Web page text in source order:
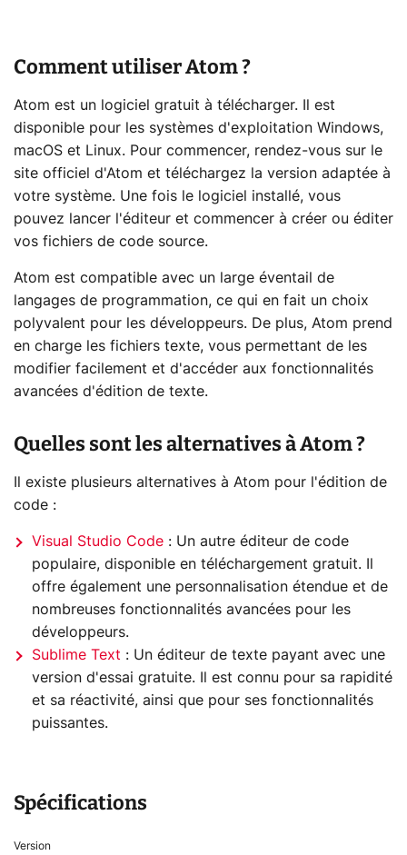
Comment utiliser Atom ?
Atom est un logiciel gratuit à télécharger. Il est
disponible pour les systèmes d'exploitation Windows,
macOS et Linux. Pour commencer, rendez-vous sur le
site officiel d'Atom et téléchargez la version adaptée à
votre système. Une fois le logiciel installé, vous
pouvez lancer l'éditeur et commencer à créer ou éditer
vos fichiers de code source.
Atom est compatible avec un large éventail de
langages de programmation, ce qui en fait un choix
polyvalent pour les développeurs. De plus, Atom prend
en charge les fichiers texte, vous permettant de les
modifier facilement et d'accéder aux fonctionnalités
avancées d'édition de texte.
Quelles sont les alternatives à Atom ?
Il existe plusieurs alternatives à Atom pour l'édition de
code :
Visual Studio Code : Un autre éditeur de code
populaire, disponible en téléchargement gratuit. Il
offre également une personnalisation étendue et de
nombreuses fonctionnalités avancées pour les
développeurs.
Sublime Text : Un éditeur de texte payant avec une
version d'essai gratuite. Il est connu pour sa rapidité
et sa réactivité, ainsi que pour ses fonctionnalités
puissantes.
Spécifications
Version